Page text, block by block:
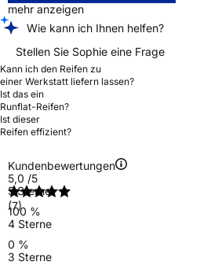
mehr anzeigen
Wie kann ich Ihnen helfen?
Stellen Sie Sophie eine Frage
Kann ich den Reifen zu
einer Werkstatt liefern lassen?
Ist das ein
Runflat-Reifen?
Ist dieser
Reifen effizient?
Kundenbewertungen
5,0 /5
(7)
5 Sterne
100 %
4 Sterne
0 %
3 Sterne